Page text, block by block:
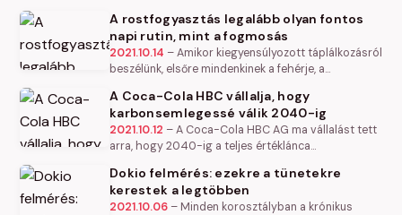
többség furcsa, rossz szokásnak,…
A rostfogyasztás legalább olyan fontos
napi rutin, mint a fogmosás
2021.10.14 –Amikor kiegyensúlyozott táplálkozásról
beszélünk, elsőre mindenkinek a fehérje, a
ásványi anyagok jutnak eszébe,…
A Coca-Cola HBC vállalja, hogy
karbonsemlegessé válik 2040-ig
2021.10.12 –A Coca-Cola HBC AG ma vállalást tett
arra, hogy 2040-ig a teljes értéklánca
megalapozott célkitűzés révén a vállalat…
Dokio felmérés: ezekre a tünetekre
kerestek a legtöbben
2021.10.06 – Minden korosztályban a krónikus